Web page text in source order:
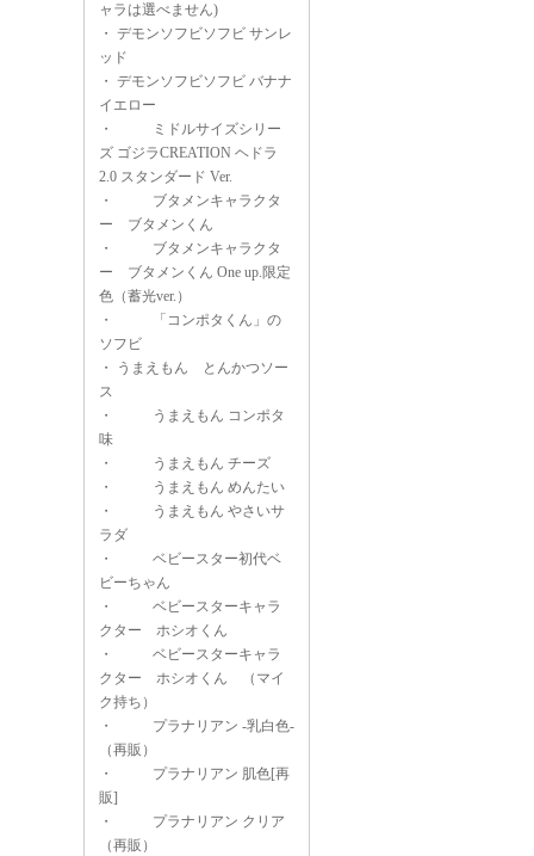
ャラは選べません)
・ デモンソフビソフビ サンレ
ッド
・ デモンソフビソフビ バナナ
イエロー
・
ミドルサイズシリー
ズ ゴジラCREATION ヘドラ
2.0 スタンダード Ver.
・
ブタメンキャラクタ
ー ブタメンくん
・
ブタメンキャラクタ
ー ブタメンくん One up.限定
色（蓄光ver.）
・
「コンポタくん」の
ソフビ
・
うまえもん とんかつソー
ス
・
うまえもん コンポタ
味
・
うまえもん チーズ
・
うまえもん めんたい
・
うまえもん やさいサ
ラダ
・
ベビースター初代ベ
ビーちゃん
・
ベビースターキャラ
クター ホシオくん
・
ベビースターキャラ
クター ホシオくん （マイ
ク持ち）
・
プラナリアン -乳白色-
（再販）
・
プラナリアン 肌色[再
販]
・
プラナリアン クリア
（再販）